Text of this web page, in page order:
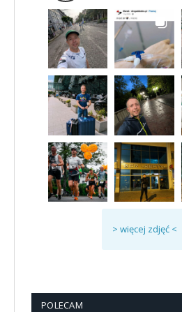
> więcej zdjęć <
POLECAM